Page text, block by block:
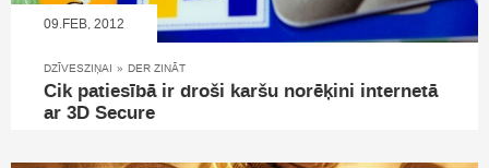
09.FEB, 2012
DZĪVESZIŅAI » DER ZINĀT
Cik patiesībā ir droši karšu norēķini internetā
ar 3D Secure